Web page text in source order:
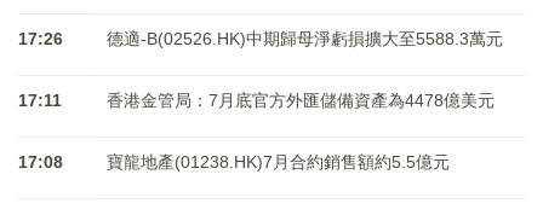
17:26 德適-B(02526.HK)中期歸母淨虧損擴大至5588.3萬元
17:11 香港金管局：7月底官方外匯儲備資產為4478億美元
17:08 寶龍地產(01238.HK)7月合約銷售額約5.5億元